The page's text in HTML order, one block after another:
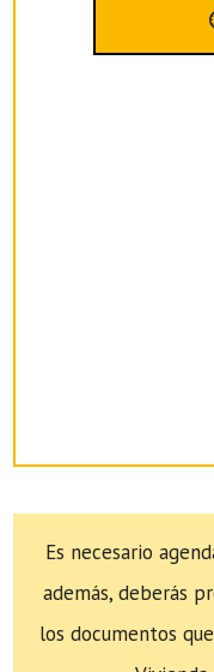
Es necesario
además, deberás
los documentos